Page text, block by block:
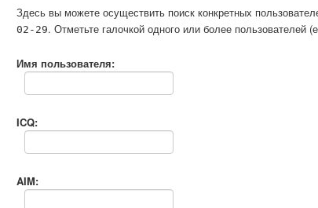
Здесь вы можете осуществить поиск конкретных
02-29. Отметьте галочкой одного или более
Имя пользователя:
ICQ:
AIM: